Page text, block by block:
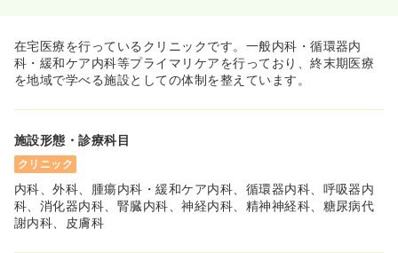
在宅医療を行っているクリニックです。一般内科・循環器内
科・緩和ケア内科等プライマリケアを行っており、終末期医療
を地域で学べる施設としての体制を整えています。
施設形態・診療科目
クリニック
内科、外科、腫瘍内科・緩和ケア内科、循環器内科、呼吸器内
科、消化器内科、腎臓内科、神経内科、精神神経科、糖尿病代
謝内科、皮膚科